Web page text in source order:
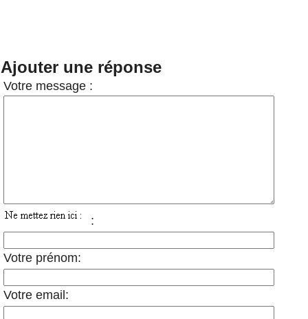
Ajouter une réponse
Votre message :
:
Votre prénom:
Votre email: